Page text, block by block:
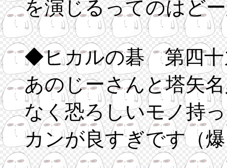
を演じるってのはど
◆ヒカルの碁 第四十
あのじーさんと塔矢
なく恐ろしいモノ持
カンが良すぎです（